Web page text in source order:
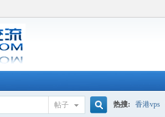
帖子 热搜: 香港vps